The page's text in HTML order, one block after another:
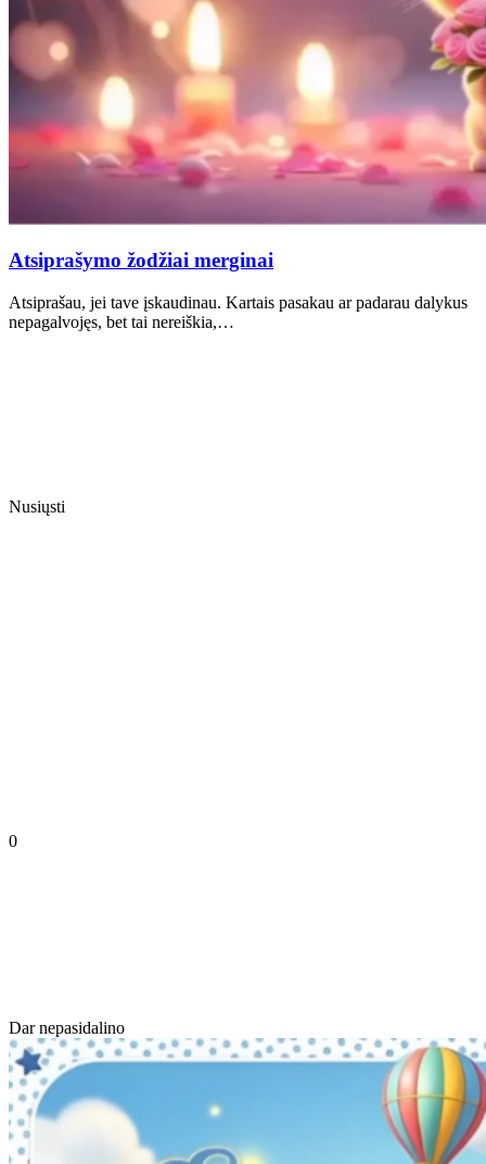
Atsiprašymo žodžiai merginai
Atsiprašau, jei tave įskaudinau. Kartais pasakau ar padarau dalykus
nepagalvojęs, bet tai nereiškia,…
Nusiųsti
0
Dar nepasidalino